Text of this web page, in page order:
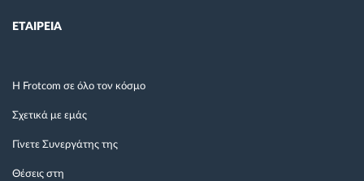
ΕΤΑΙΡΕΙΑ
Η Frotcom σε όλο τον κόσμο
Σχετικά με εμάς
Γίνετε Συνεργάτης της
Θέσεις στη